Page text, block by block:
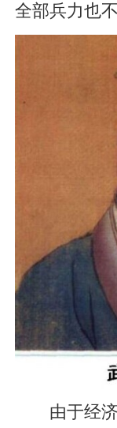
全部兵力也
由于经济